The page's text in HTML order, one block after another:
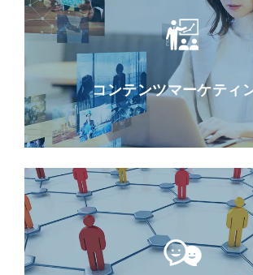
コンテンツマーケティ